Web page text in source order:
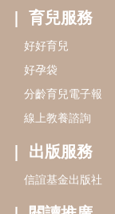
閱讀推廣
Bookstart閱讀起步
信誼幼兒文學獎
信誼兒童動畫獎
小袋鼠說故事劇團
service@hsin-
信誼好好育兒
(02)2396-